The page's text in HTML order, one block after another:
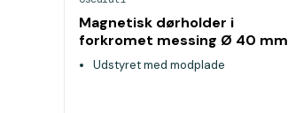
Magnetisk dørholder i
forkromet messing Ø 40 mm
Udstyret med modplade